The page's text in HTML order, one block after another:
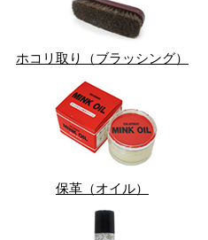
ホコリ取り（ブラッシング）
保革（オイル）